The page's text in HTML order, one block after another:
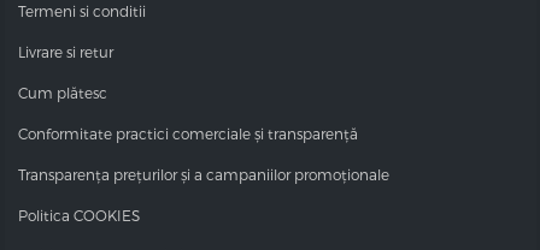
Termeni si conditii
Livrare si retur
Cum plătesc
Conformitate practici comerciale și transparență
Transparența prețurilor și a campaniilor promoționale
Politica COOKIES